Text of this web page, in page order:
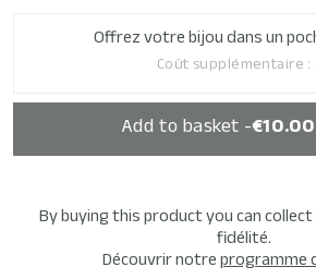
Offrez votre bijou dans un
Coût supplémentaire :
Add to basket -€10.00
By buying this product you can
fidélité.
Découvrir notreprogramme